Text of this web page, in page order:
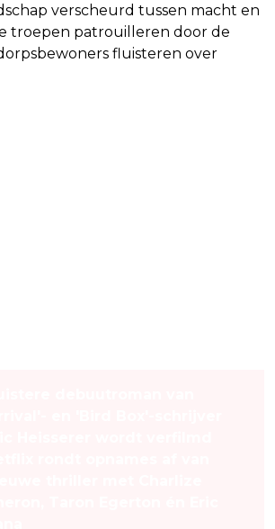
verscheurd tussen macht en
troepen patrouilleren door de
fluisteren over